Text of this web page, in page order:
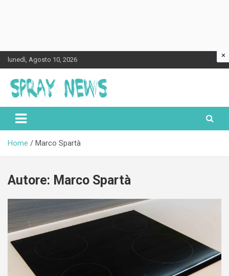
Skip
to
content
lunedì, Agosto 10, 2026
Spraynews.it
Home Marco Spartà
Autore: Marco Spartà
×